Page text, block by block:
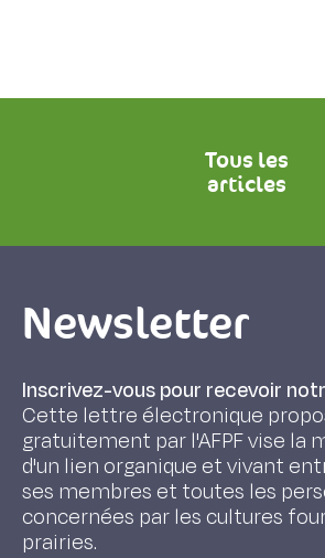
Tous les
articles
Newsletter
Inscrivez-vous pour recevoir
Cette lettre électronique
gratuitement par l'AFPF vise la
d'un lien organique et vivant
ses membres et toutes les
concernées par les cultures
prairies.